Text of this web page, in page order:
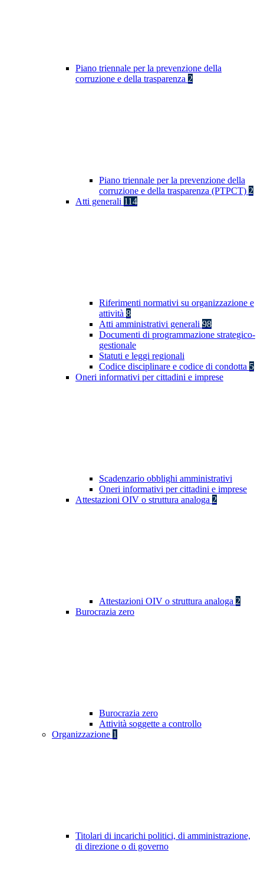
Piano triennale per la prevenzione della
corruzione e della trasparenza 2
Piano triennale per la prevenzione della
corruzione e della trasparenza (PTPCT) 2
Atti generali 114
Riferimenti normativi su organizzazione e
attività 8
Atti amministrativi generali 98
Documenti di programmazione strategico-
gestionale
Statuti e leggi regionali
Codice disciplinare e codice di condotta 5
Oneri informativi per cittadini e imprese
Scadenzario obblighi amministrativi
Oneri informativi per cittadini e imprese
Attestazioni OIV o struttura analoga 2
Attestazioni OIV o struttura analoga 2
Burocrazia zero
Burocrazia zero
Attività soggette a controllo
Organizzazione 1
Titolari di incarichi politici, di amministrazione,
di direzione o di governo